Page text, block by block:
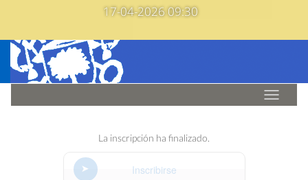
17-04-2026 09:30
Idioma
La inscripción ha finalizado.
Inscribirse